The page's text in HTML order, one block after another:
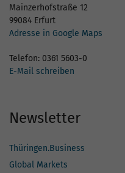
Mainzerhofstraße 12
99084 Erfurt
Adresse in Google Maps
Telefon: 0361 5603-0
E-Mail schreiben
Newsletter
Thüringen.Business
Global Markets